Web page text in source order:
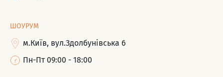
ШОУРУМ
м.Київ, вул.Здолбунівська 6
Пн-Пт 09:00 - 18:00